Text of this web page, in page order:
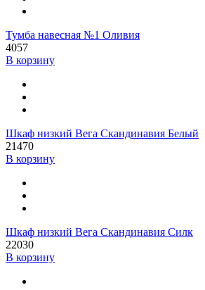
Тумба навесная №1 Оливия
4057
В корзину
Шкаф низкий Вега Скандинавия Белый
21470
В корзину
Шкаф низкий Вега Скандинавия Силк
22030
В корзину